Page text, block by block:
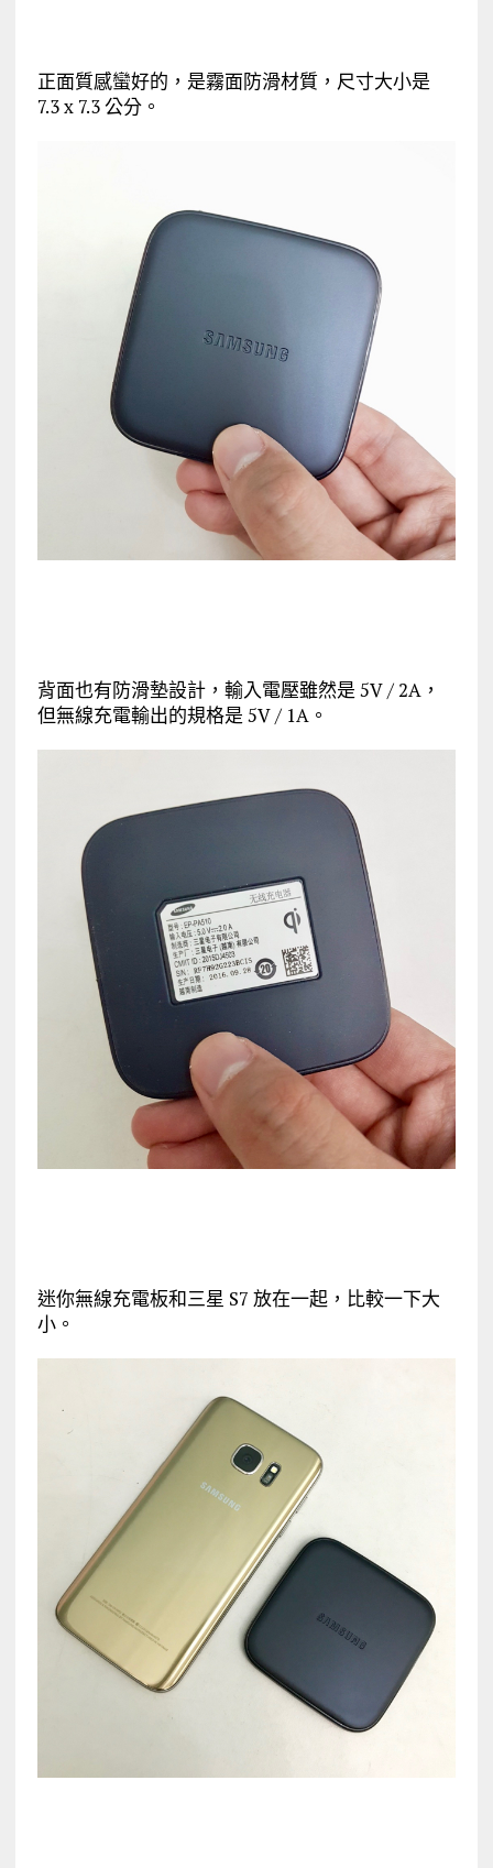
正面質感蠻好的，是霧面防滑材質，尺寸大小是
7.3 x 7.3 公分。
背面也有防滑墊設計，輸入電壓雖然是 5V / 2A，
但無線充電輸出的規格是 5V / 1A。
迷你無線充電板和三星 S7 放在一起，比較一下大
小。